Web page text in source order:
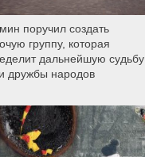
поручил создать
группу, которая
дальнейшую судьбу
дружбы народов
12 303